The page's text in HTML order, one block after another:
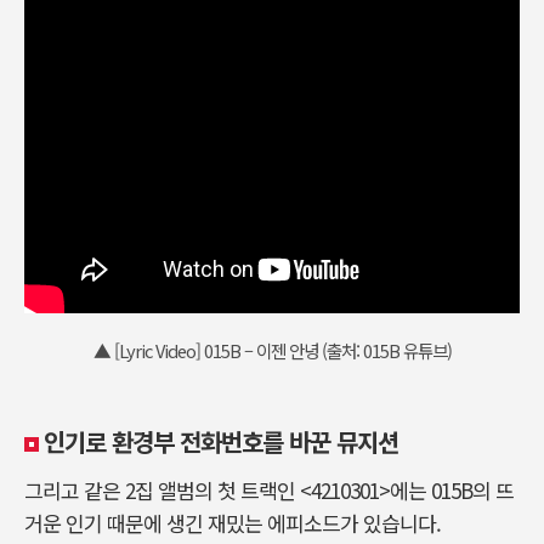
▲ [Lyric Video] 015B – 이젠 안녕 (출처: 015B 유튜브)
인기로 환경부 전화번호를 바꾼 뮤지션
그리고 같은 2집 앨범의 첫 트랙인 <4210301>에는 015B의 뜨
거운 인기 때문에 생긴 재밌는 에피소드가 있습니다.